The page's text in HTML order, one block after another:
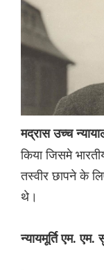
मद्रास उच्च
किया जिसमे
तस्वीर छापने के
थे।
न्यायमूर्ति एम.